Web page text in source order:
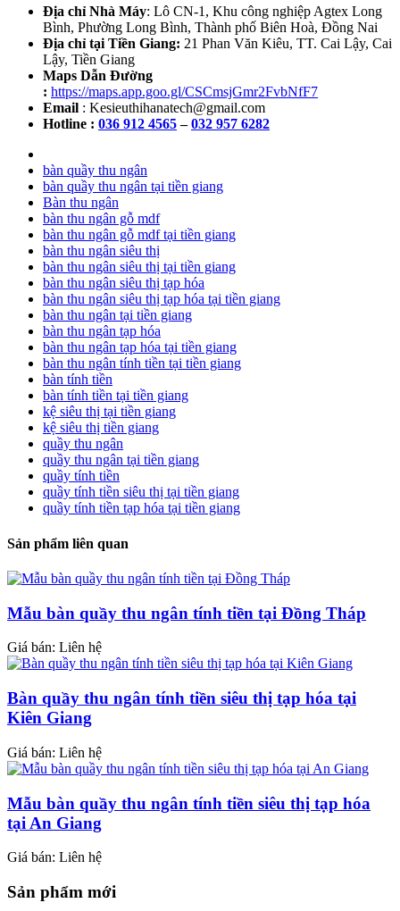
Địa chỉ Nhà Máy: Lô CN-1, Khu công nghiệp Agtex Long
Bình, Phường Long Bình, Thành phố Biên Hoà, Đồng Nai
Địa chỉ tại Tiền Giang: 21 Phan Văn Kiêu, TT. Cai Lậy, Cai
Lậy, Tiền Giang
Maps Dẫn Đường
: https://maps.app.goo.gl/CSCmsjGmr2FvbNfF7
Email : Kesieuthihanatech@gmail.com
Hotline : 036 912 4565–032 957 6282
bàn quầy thu ngân
bàn quầy thu ngân tại tiền giang
Bàn thu ngân
bàn thu ngân gỗ mdf
bàn thu ngân gỗ mdf tại tiền giang
bàn thu ngân siêu thị
bàn thu ngân siêu thị tại tiền giang
bàn thu ngân siêu thị tạp hóa
bàn thu ngân siêu thị tạp hóa tại tiền giang
bàn thu ngân tại tiền giang
bàn thu ngân tạp hóa
bàn thu ngân tạp hóa tại tiền giang
bàn thu ngân tính tiền tại tiền giang
bàn tính tiền
bàn tính tiền tại tiền giang
kệ siêu thị tại tiền giang
kệ siêu thị tiền giang
quầy thu ngân
quầy thu ngân tại tiền giang
quầy tính tiền
quầy tính tiền siêu thị tại tiền giang
quầy tính tiền tạp hóa tại tiền giang
Sản phẩm liên quan
Mẫu bàn quầy thu ngân tính tiền tại Đồng Tháp
Giá bán: Liên hệ
Bàn quầy thu ngân tính tiền siêu thị tạp hóa tại
Kiên Giang
Giá bán: Liên hệ
Mẫu bàn quầy thu ngân tính tiền siêu thị tạp hóa
tại An Giang
Giá bán: Liên hệ
Sản phẩm mới